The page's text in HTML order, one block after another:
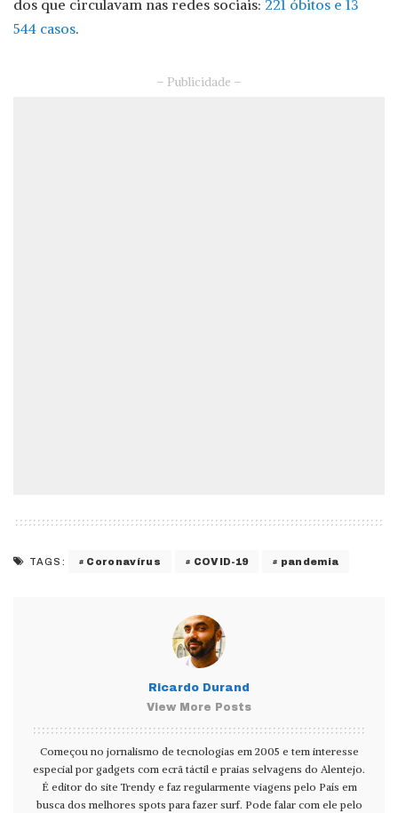
dos que circulavam nas redes sociais: 221 óbitos e 13
544 casos.
– Publicidade –
TAGS: Coronavírus COVID-19 pandemia
Ricardo Durand
View More Posts
Começou no jornalismo de tecnologias em 2005 e tem interesse
especial por gadgets com ecrã táctil e praias selvagens do Alentejo.
É editor do site Trendy e faz regularmente viagens pelo País em
busca dos melhores spots para fazer surf. Pode falar com ele pelo